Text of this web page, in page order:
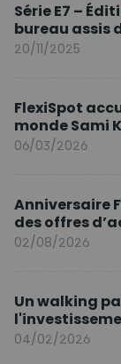
Série E7 –
bureau assis
20/11/2025
FlexiSpot
monde Sami
ambassadeur
06/03/2026
Anniversaire
des offres
02/08/2026
Un walking
04/02/2026